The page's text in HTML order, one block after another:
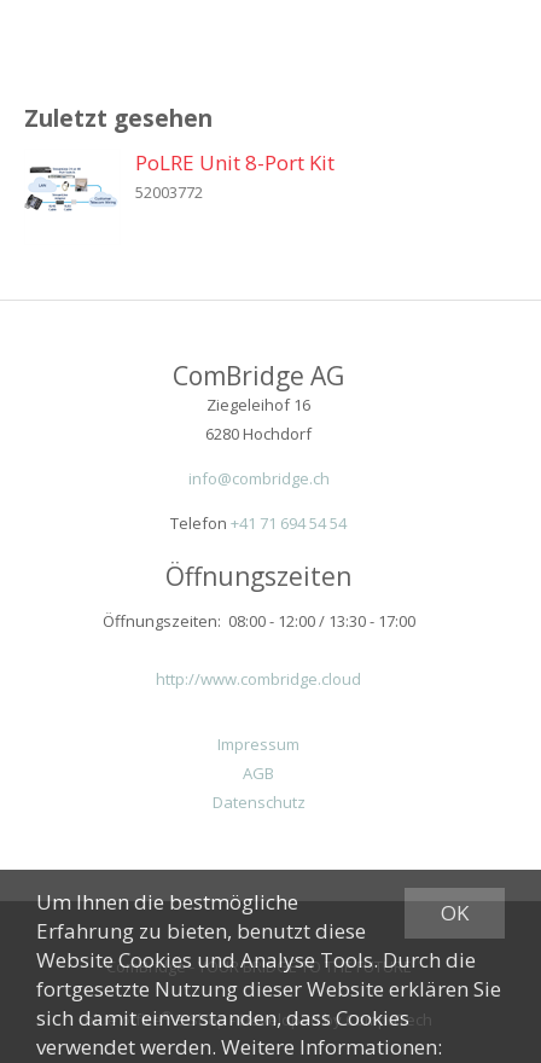
Zuletzt gesehen
PoLRE Unit 8-Port Kit
52003772
ComBridge AG
Ziegeleihof 16
6280 Hochdorf
info@combridge.ch
Telefon +41 71 694 54 54
Öffnungszeiten
Öffnungszeiten: 08:00 - 12:00 / 13:30 - 17:00
http://www.combridge.cloud
Impressum
AGB
Datenschutz
ComBridge - YOUR BRIDGE TO THE FUTURE
blue office®E-Shop - Developed byCompuTech
OK
Um Ihnen die bestmögliche
Erfahrung zu bieten, benutzt diese
Website Cookies und Analyse Tools. Durch die
fortgesetzte Nutzung dieser Website erklären Sie
sich damit einverstanden, dass Cookies
verwendet werden. Weitere Informationen: